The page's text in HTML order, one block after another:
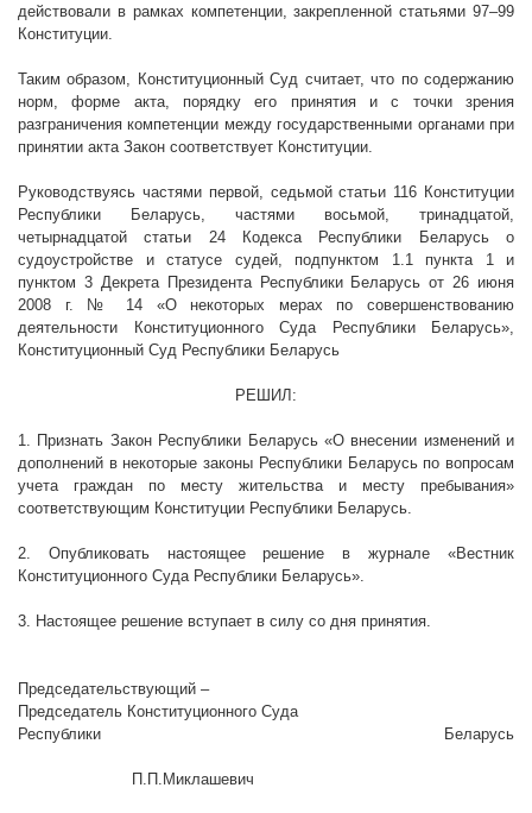
действовали в рамках компетенции, закрепленной статьями 97–99
Конституции.
Таким образом, Конституционный Суд считает, что по содержанию
норм, форме акта, порядку его принятия и с точки зрения
разграничения компетенции между государственными органами при
принятии акта Закон соответствует Конституции.
Руководствуясь частями первой, седьмой статьи 116 Конституции
Республики Беларусь, частями восьмой, тринадцатой,
четырнадцатой статьи 24 Кодекса Республики Беларусь о
судоустройстве и статусе судей, подпунктом 1.1 пункта 1 и
пунктом 3 Декрета Президента Республики Беларусь от 26 июня
2008 г. № 14 «О некоторых мерах по совершенствованию
деятельности Конституционного Суда Республики Беларусь»,
Конституционный Суд Республики Беларусь
РЕШИЛ:
1. Признать Закон Республики Беларусь «О внесении изменений и
дополнений в некоторые законы Республики Беларусь по вопросам
учета граждан по месту жительства и месту пребывания»
соответствующим Конституции Республики Беларусь.
2. Опубликовать настоящее решение в журнале «Вестник
Конституционного Суда Республики Беларусь».
3. Настоящее решение вступает в силу со дня принятия.
Председательствующий –
Председатель Конституционного Суда
Республики Беларусь
П.П.Миклашевич